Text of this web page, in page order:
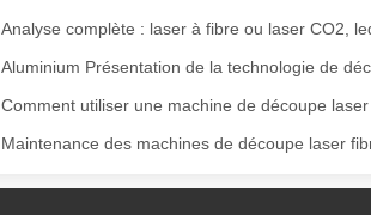
Aluminium Présentation de la technologie de